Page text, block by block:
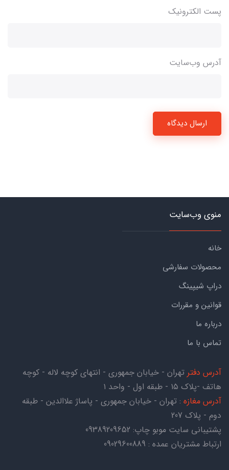
پست الکترونیک
آدرس وب‌سایت
ارسال دیدگاه
منوی وب‌سایت
خانه
محصولات سفارشی
دراپ شیپینگ
قوانین و مقررات
درباره ما
تماس با ما
آدرس دفتر تهران - خیابان جمهوری - انتهای کوچه لاله - کوچه
هاتف -پلاک ۱۵ - طبقه اول - واحد ۱
آدرس مغازه : تهران - خیابان جمهوری - پاساژ علاالدین - طبقه
دوم - پلاک 207
پشتیبانی سایت موبو چاپ: 09389209652
ارتباط مشتریان عمده : 09029600889